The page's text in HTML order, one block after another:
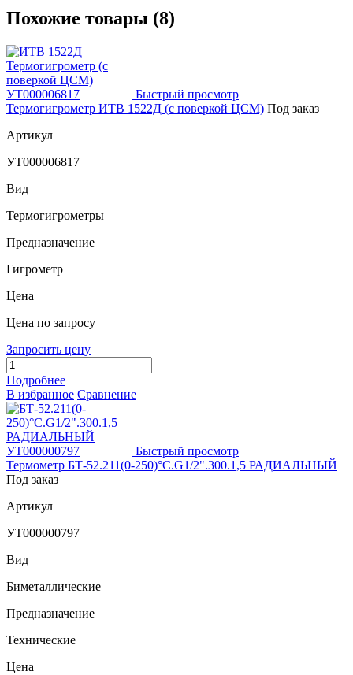
Похожие товары (8)
Быстрый просмотр
Термогигрометр ИТВ 1522Д (с поверкой ЦСМ) Под заказ
Артикул
УТ000006817
Вид
Термогигрометры
Предназначение
Гигрометр
Цена
Цена по запросу
Запросить цену
Подробнее
В избранное Сравнение
Быстрый просмотр
Термометр БТ-52.211(0-250)°С.G1/2".300.1,5 РАДИАЛЬНЫЙ
Под заказ
Артикул
УТ000000797
Вид
Биметаллические
Предназначение
Технические
Цена